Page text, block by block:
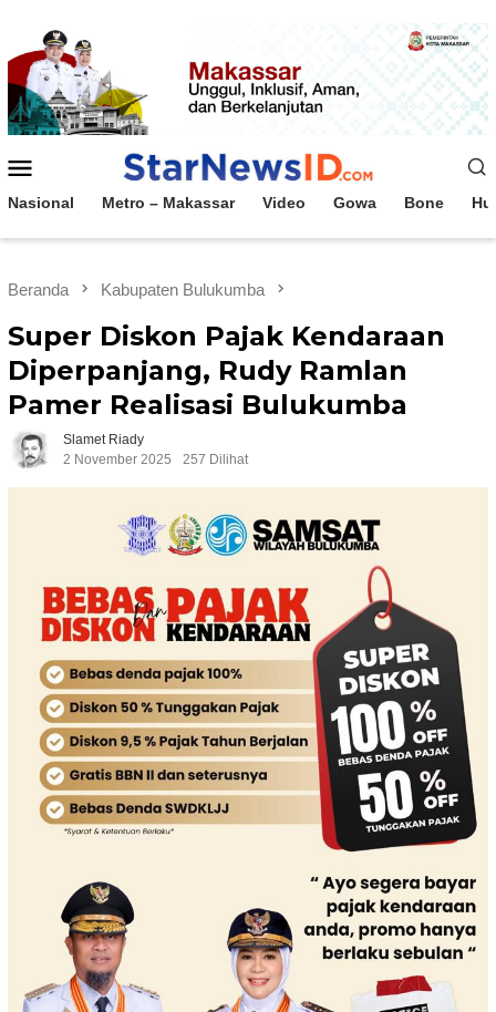
konten
Mobile
Nasional Metro – Makassar Video Gowa Bone
Beranda Kabupaten Bulukumba
Super Diskon Pajak Kendaraan
Diperpanjang, Rudy Ramlan
Pamer Realisasi Bulukumba
Slamet Riady
2 November 2025
257 Dilihat